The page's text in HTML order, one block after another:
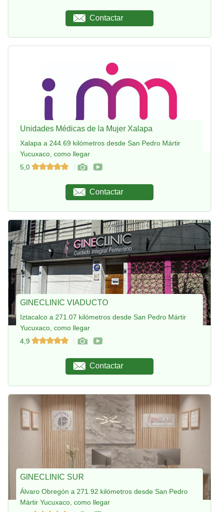
Contactar
Unidades Médicas de la Mujer Xalapa
Xalapa a 244.69 kilómetros desde San Pedro Mártir
Yucuxaco, como llegar
5,0
Contactar
GINECLINIC VIADUCTO
Iztacalco a 271.07 kilómetros desde San Pedro Mártir
Yucuxaco, como llegar
4,9
Contactar
GINECLINIC SUR
Álvaro Obregón a 271.92 kilómetros desde San Pedro
Mártir Yucuxaco, como llegar